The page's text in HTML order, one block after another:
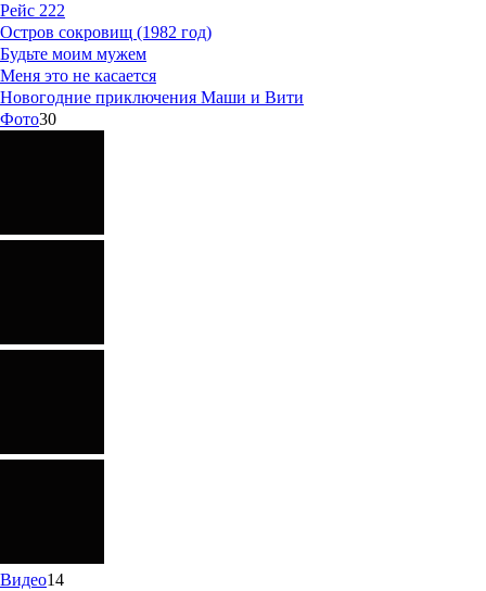
Рейс 222
Остров сокровищ (1982 год)
Будьте моим мужем
Меня это не касается
Новогодние приключения Маши и Вити
Фото30
Видео14